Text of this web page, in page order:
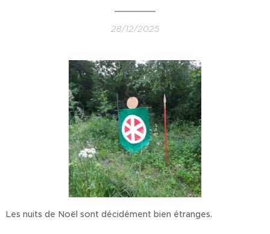
28/12/2025
Les nuits de Noël sont décidément bien étranges.